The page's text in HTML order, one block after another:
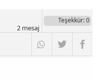
Teşekkür: 0
2mesaj